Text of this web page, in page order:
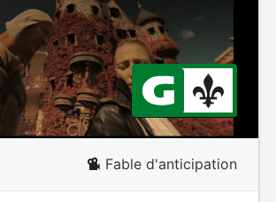
Fable d'anticipation